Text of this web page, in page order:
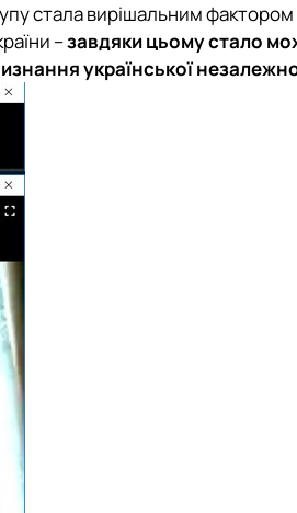
стала вирішальним фактором
–завдяки цьому стало
української